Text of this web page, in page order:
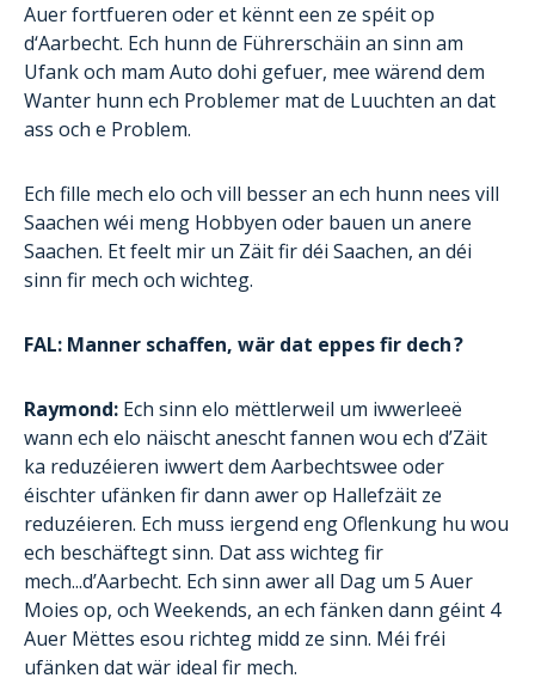
Auer fortfueren oder et kënnt een ze spéit op
d‘Aarbecht. Ech hunn de Führerschäin an sinn am
Ufank och mam Auto dohi gefuer, mee wärend dem
Wanter hunn ech Problemer mat de Luuchten an dat
ass och e Problem.
Ech fille mech elo och vill besser an ech hunn nees vill
Saachen wéi meng Hobbyen oder bauen un anere
Saachen. Et feelt mir un Zäit fir déi Saachen, an déi
sinn fir mech och wichteg.
FAL: Manner schaffen, wär dat eppes fir dech ?
Raymond: Ech sinn elo mëttlerweil um iwwerleeë
wann ech elo näischt anescht fannen wou ech d’Zäit
ka reduzéieren iwwert dem Aarbechtswee oder
éischter ufänken fir dann awer op Hallefzäit ze
reduzéieren. Ech muss iergend eng Oflenkung hu wou
ech beschäftegt sinn. Dat ass wichteg fir
mech...d’Aarbecht. Ech sinn awer all Dag um 5 Auer
Moies op, och Weekends, an ech fänken dann géint 4
Auer Mëttes esou richteg midd ze sinn. Méi fréi
ufänken dat wär ideal fir mech.